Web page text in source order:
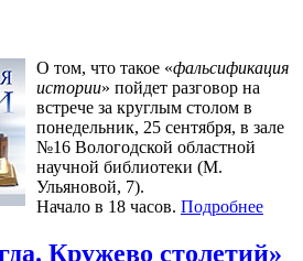
О том, что такое «фальсификация
истории» пойдет разговор на
встрече за круглым столом в
понедельник, 25 сентября, в зале
№16 Вологодской областной
научной библиотеки (М.
Ульяновой, 7).
Начало в 18 часов. Подробнее
Кружево столетий»